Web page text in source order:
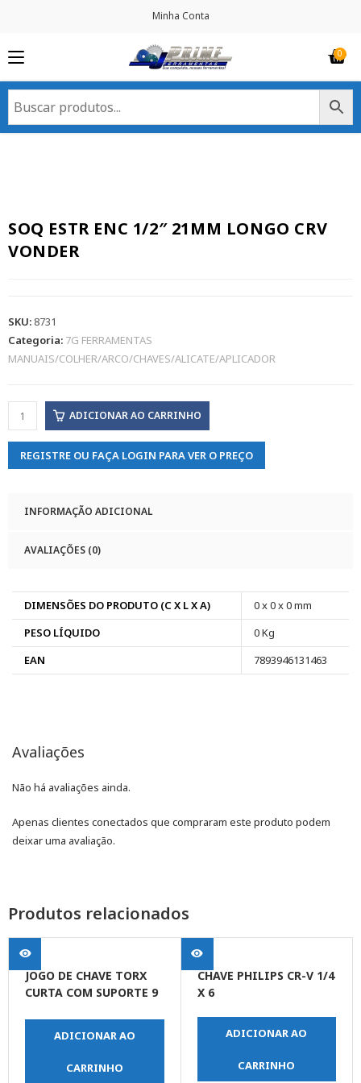
Minha Conta
SOQ ESTR ENC 1/2″ 21MM LONGO CRV
VONDER
SKU: 8731
Categoria: 7G FERRAMENTAS
MANUAIS/COLHER/ARCO/CHAVES/ALICATE/APLICADOR
ADICIONAR AO CARRINHO
REGISTRE OU FAÇA LOGIN PARA VER O PREÇO
INFORMAÇÃO ADICIONAL
AVALIAÇÕES (0)
DIMENSÕES DO PRODUTO (C X L X A)
0 x 0 x 0 mm
PESO LÍQUIDO
0 Kg
EAN
7893946131463
Avaliações
Não há avaliações ainda.
Apenas clientes conectados que compraram este produto podem
deixar uma avaliação.
Produtos relacionados
JOGO DE CHAVE TORX
CURTA COM SUPORTE 9
ADICIONAR AO
CARRINHO
CHAVE PHILIPS CR-V 1/4
X 6
ADICIONAR AO
CARRINHO